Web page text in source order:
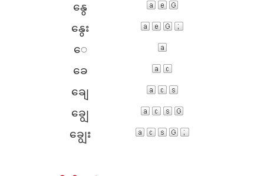
နွေ
နွေး
​ေ
​ခေ
​ချေ
​ချွေ
​ချွေး